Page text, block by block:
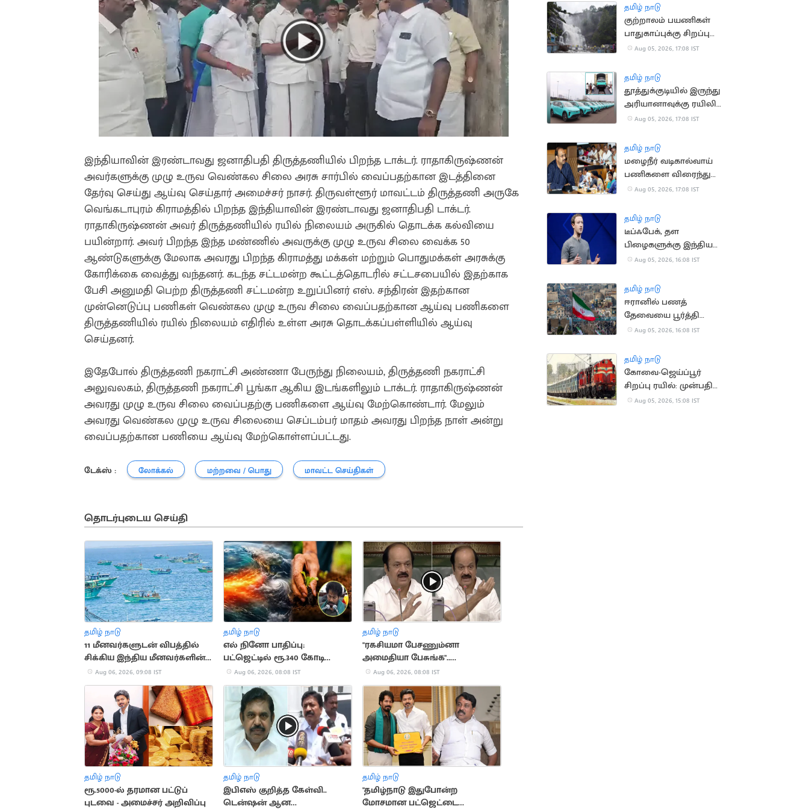
இந்தியாவின் இரண்டாவது ஜனாதிபதி திருத்தணியில் பிறந்த டாக்டர். ராதாகிருஷ்ணன்
அவர்களுக்கு முழு உருவ வெண்கல சிலை அரசு சார்பில் வைப்பதற்கான இடத்தினை
தேர்வு செய்து ஆய்வு செய்தார் அமைச்சர் நாசர். திருவள்ளூர் மாவட்டம் திருத்தணி அருகே
வெங்கடாபுரம் கிராமத்தில் பிறந்த இந்தியாவின் இரண்டாவது ஜனாதிபதி டாக்டர்.
ராதாகிருஷ்ணன் அவர் திருத்தணியில் ரயில் நிலையம் அருகில் தொடக்க கல்வியை
பயின்றார். அவர் பிறந்த இந்த மண்ணில் அவருக்கு முழு உருவ சிலை வைக்க 50
ஆண்டுகளுக்கு மேலாக அவரது பிறந்த கிராமத்து மக்கள் மற்றும் பொதுமக்கள் அரசுக்கு
கோரிக்கை வைத்து வந்தனர். கடந்த சட்டமன்ற கூட்டத்தொடரில் சட்டசபையில் இதற்காக
பேசி அனுமதி பெற்ற திருத்தணி சட்டமன்ற உறுப்பினர் எஸ். சந்திரன் இதற்கான
முன்னெடுப்பு பணிகள் வெண்கல முழு உருவ சிலை வைப்பதற்கான ஆய்வு பணிகளை
திருத்தணியில் ரயில் நிலையம் எதிரில் உள்ள அரசு தொடக்கப்பள்ளியில் ஆய்வு
செய்தனர்.
இதேபோல் திருத்தணி நகராட்சி அண்ணா பேருந்து நிலையம், திருத்தணி நகராட்சி
அலுவலகம், திருத்தணி நகராட்சி பூங்கா ஆகிய இடங்களிலும் டாக்டர். ராதாகிருஷ்ணன்
அவரது முழு உருவ சிலை வைப்பதற்கு பணிகளை ஆய்வு மேற்கொண்டார். மேலும்
அவரது வெண்கல முழு உருவ சிலையை செப்டம்பர் மாதம் அவரது பிறந்த நாள் அன்று
வைப்பதற்கான பணியை ஆய்வு மேற்கொள்ளப்பட்டது.
டேக்ஸ் : லோக்கல் மற்றவை / பொது மாவட்ட செய்திகள்
தொடர்புடைய செய்தி
தமிழ் நாடு
11 மீனவர்களுடன் விபத்தில்
சிக்கிய இந்திய மீனவர்களின்
படகுAug 06, 2026, 09:08 IST
தமிழ் நாடு
எல் நினோ பாதிப்பு:
பட்ஜெட்டில் ரூ.340 கோடி
ஒதுக்கீடு
Aug 06, 2026, 08:08 IST
தமிழ் நாடு
"ரகசியமா பேசணும்னா
அமைதியா பேசுங்க"..
எதிர்க்கட்சியினருக்கு சபாநாயகர்
அறிவுரை
Aug 06, 2026, 08:08 IST
தமிழ் நாடு
ரூ.5000-ல் தரமான பட்டுப்
புடவை - அமைச்சர் அறிவிப்பு
தமிழ் நாடு
இபிஎஸ் குறித்த கேள்வி..
டென்ஷன் ஆன
தமிழ் நாடு
"தமிழ்நாடு இதுபோன்ற
மோசமான பட்ஜெட்டை
தமிழ் நாடு
குற்றாலம் பயணிகள்
பாதுகாப்புக்கு சிறப்பு
கண்காணிப்பு குழு
Aug 05, 2026, 17:08 IST
தமிழ் நாடு
தூத்துக்குடியில் இருந்து
அரியானாவுக்கு ரயிலில்
செல்லும் மின்சார
Aug 05, 2026, 17:08 IST
தமிழ் நாடு
மழைநீர் வடிகால்வாய்
பணிகளை விரைந்து
முடிக்க உத்தரவு
Aug 05, 2026, 17:08 IST
தமிழ் நாடு
டீப்ஃபேக், தள
பிழைகளுக்கு இந்திய
அரசிடம் மன்னிப்பு
Aug 05, 2026, 16:08 IST
தமிழ் நாடு
ஈரானில் பணத்
தேவையை பூர்த்தி
செய்ய திண்டாடும்
Aug 05, 2026, 16:08 IST
தமிழ் நாடு
கோவை-ஜெய்ப்பூர்
சிறப்பு ரயில்: முன்பதிவு
நாளை தொடக்கம்
Aug 05, 2026, 15:08 IST